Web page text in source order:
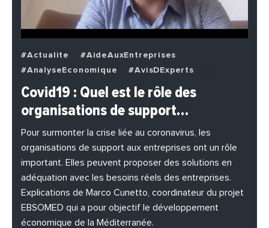
#Actualite
#AideAuxEntreprises
#AnalyseEconomique
#AvisDExperts
#BuzzNews
#Decideurs
#EchangesMediterraneens
#Economie
#EnDirectDe
#Entreprises
#Institutions
#PhotosEtVideos
Covid19 : Quel est le rôle des
organisations de support…
Pour surmonter la crise liée au coronavirus, les
organisations de support aux entreprises ont un rôle
important. Elles peuvent proposer des solutions en
adéquation avec les besoins réels des entreprises.
Explications de Marco Cunetto, coordinateur du projet
EBSOMED qui a pour objectif le développement
économique de la Méditerranée.